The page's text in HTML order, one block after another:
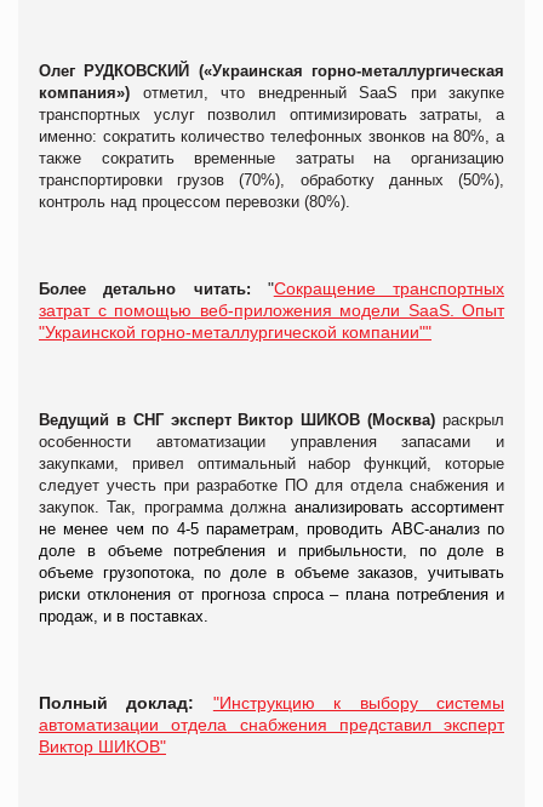
Олег РУДКОВСКИЙ («Украинская горно-металлургическая
компания») отметил, что внедренный SaaS при закупке
транспортных услуг позволил оптимизировать затраты, а
именно: сократить количество телефонных звонков на 80%, а
также сократить временные затраты на организацию
транспортировки грузов (70%), обработку данных (50%),
контроль над процессом перевозки (80%).
Более детально читать: "Сокращение транспортных
затрат с помощью веб-приложения модели SaaS. Опыт
"Украинской горно-металлургической компании""
Ведущий в СНГ эксперт Виктор ШИКОВ (Москва) раскрыл
особенности автоматизации управления запасами и
закупками, привел оптимальный набор функций, которые
следует учесть при разработке ПО для отдела снабжения и
закупок. Так, программа должна анализировать ассортимент
не менее чем по 4-5 параметрам, проводить ABC-анализ по
доле в объеме потребления и прибыльности, по доле в
объеме грузопотока, по доле в объеме заказов, учитывать
риски отклонения от прогноза спроса – плана потребления и
продаж, и в поставках.
Полный доклад:
"Инструкцию к выбору системы
автоматизации отдела снабжения представил эксперт
Виктор ШИКОВ"